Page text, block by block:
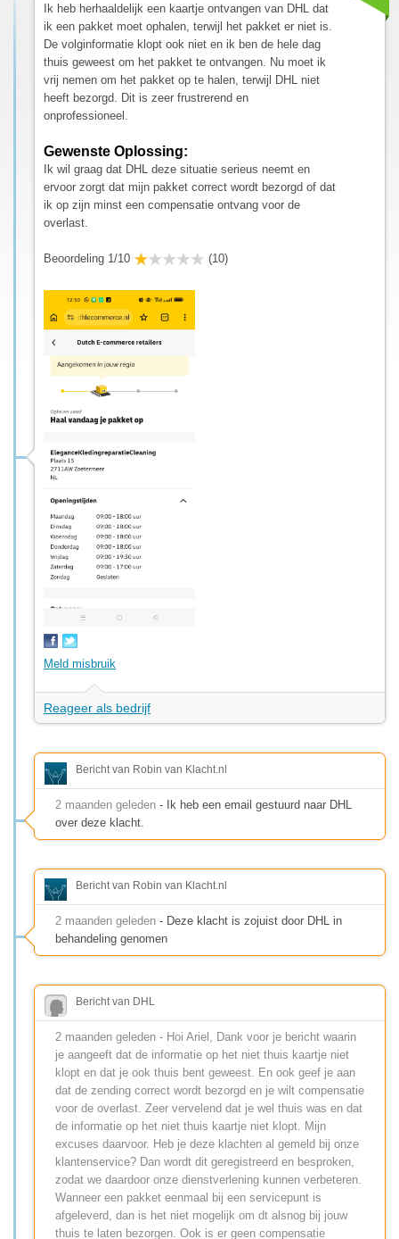
Ik heb herhaaldelijk een kaartje ontvangen van DHL dat
ik een pakket moet ophalen, terwijl het pakket er niet is.
De volginformatie klopt ook niet en ik ben de hele dag
thuis geweest om het pakket te ontvangen. Nu moet ik
vrij nemen om het pakket op te halen, terwijl DHL niet
heeft bezorgd. Dit is zeer frustrerend en
onprofessioneel.
Gewenste Oplossing:
Ik wil graag dat DHL deze situatie serieus neemt en
ervoor zorgt dat mijn pakket correct wordt bezorgd of dat
ik op zijn minst een compensatie ontvang voor de
overlast.
Beoordeling 1/10 (10)
Meld misbruik
Reageer als bedrijf
Bericht van Robin van Klacht.nl
2 maanden geleden - Ik heb een email gestuurd naar DHL
over deze klacht.
Bericht van Robin van Klacht.nl
2 maanden geleden - Deze klacht is zojuist door DHL in
behandeling genomen
Bericht van DHL
2 maanden geleden - Hoi Ariel, Dank voor je bericht waarin
je aangeeft dat de informatie op het niet thuis kaartje niet
klopt en dat je ook thuis bent geweest. En ook geef je aan
dat de zending correct wordt bezorgd en je wilt compensatie
voor de overlast. Zeer vervelend dat je wel thuis was en dat
de informatie op het niet thuis kaartje niet klopt. Mijn
excuses daarvoor. Heb je deze klachten al gemeld bij onze
klantenservice? Dan wordt dit geregistreerd en besproken,
zodat we daardoor onze dienstverlening kunnen verbeteren.
Wanneer een pakket eenmaal bij een servicepunt is
afgeleverd, dan is het niet mogelijk om dt alsnog bij jouw
thuis te laten bezorgen. Ook is er geen compensatie